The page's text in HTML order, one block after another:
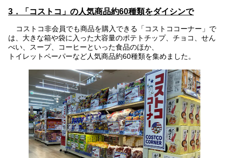
3．「コストコ」の人気商品約60種類をダイシンで
コストコ非会員でも商品を購入できる「コストココーナー」で
は、大きな箱や袋に入った大容量のポテトチップ、チョコ、せん
べい、スープ、コーヒーといった食品のほか、
トイレットペーパーなど人気商品約60種類を集めました。